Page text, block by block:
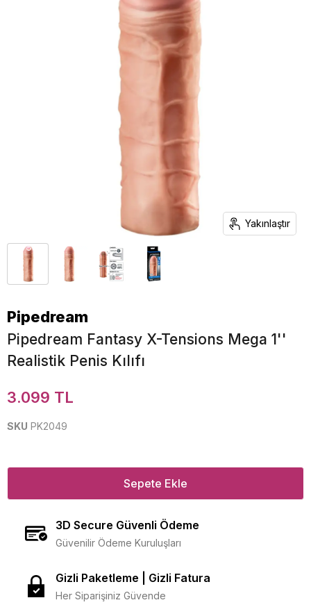
Yakınlaştır
Pipedream
Pipedream Fantasy X-Tensions Mega 1''
Realistik Penis Kılıfı
3.099 TL
SKU PK2049
Sepete Ekle
3D Secure Güvenli Ödeme
Güvenilir Ödeme Kuruluşları
Gizli Paketleme | Gizli Fatura
Her Siparişiniz Güvende